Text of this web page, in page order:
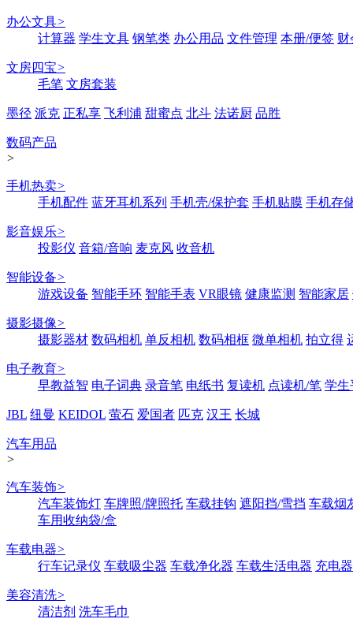
办公文具>
计算器 学生文具 钢笔类 办公用品 文件管理 本册/便签 财
文房四宝>
毛笔 文房套装
墨径 派克 正私享 飞利浦 甜蜜点 北斗 法诺厨 品胜
数码产品
>
手机热卖>
手机配件 蓝牙耳机系列 手机壳/保护套 手机贴膜 手机存
影音娱乐>
投影仪 音箱/音响 麦克风 收音机
智能设备>
游戏设备 智能手环 智能手表 VR眼镜 健康监测 智能家居
摄影摄像>
摄影器材 数码相机 单反相机 数码相框 微单相机 拍立得
电子教育>
早教益智 电子词典 录音笔 电纸书 复读机 点读机/笔 学生
JBL 纽曼 KEIDOL 萤石 爱国者 匹克 汉王 长城
汽车用品
>
汽车装饰>
汽车装饰灯 车牌照/牌照托 车载挂钩 遮阳挡/雪挡 车载烟
车用收纳袋/盒
车载电器>
行车记录仪 车载吸尘器 车载净化器 车载生活电器 充电
美容清洗>
清洁剂 洗车毛巾